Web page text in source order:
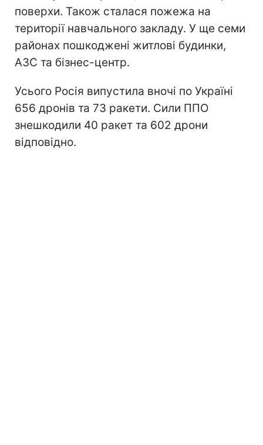
поверхи. Також сталася пожежа на
території навчального закладу. У ще семи
районах пошкоджені житлові будинки,
АЗС та бізнес-центр.
Усього Росія випустила вночі по Україні
656 дронів та 73 ракети. Сили ППО
знешкодили 40 ракет та 602 дрони
відповідно.